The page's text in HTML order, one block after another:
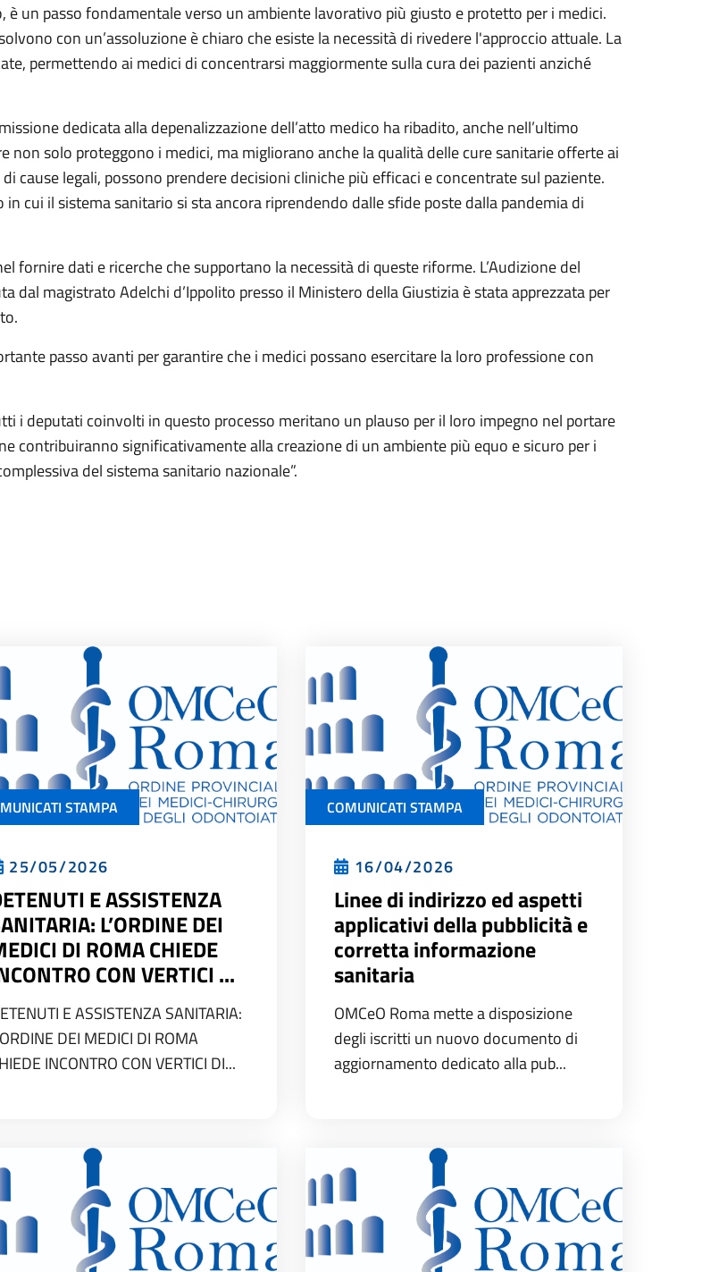
è un passo fondamentale verso un ambiente lavorativo più giusto e protetto per i medici.
con un’assoluzione è chiaro che esiste la necessità di rivedere l'approccio attuale. La
permettendo ai medici di concentrarsi maggiormente sulla cura dei pazienti anziché
dedicata alla depenalizzazione dell’atto medico ha ribadito, anche nell’ultimo
non solo proteggono i medici, ma migliorano anche la qualità delle cure sanitarie offerte ai
cause legali, possono prendere decisioni cliniche più efficaci e concentrate sul paziente.
cui il sistema sanitario si sta ancora riprendendo dalle sfide poste dalla pandemia di
fornire dati e ricerche che supportano la necessità di queste riforme. L’Audizione del
dal magistrato Adelchi d’Ippolito presso il Ministero della Giustizia è stata apprezzata per
passo avanti per garantire che i medici possano esercitare la loro professione con
i deputati coinvolti in questo processo meritano un plauso per il loro impegno nel portare
contribuiranno significativamente alla creazione di un ambiente più equo e sicuro per i
del sistema sanitario nazionale”.
STAMPA
25/05/2026
E ASSISTENZA
L’ORDINE DEI
DI ROMA CHIEDE
CON VERTICI ...
E ASSISTENZA SANITARIA:
DEI MEDICI DI ROMA
INCONTRO CON VERTICI DI...
COMUNICATI STAMPA
16/04/2026
Linee di indirizzo ed aspetti
applicativi della pubblicità e
corretta informazione
sanitaria
OMCeO Roma mette a disposizione
degli iscritti un nuovo documento di
aggiornamento dedicato alla pub...